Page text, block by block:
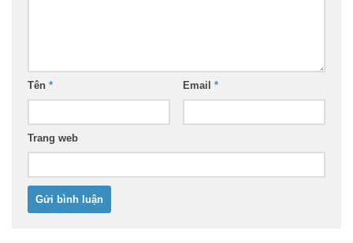
Tên * Email *
Trang web